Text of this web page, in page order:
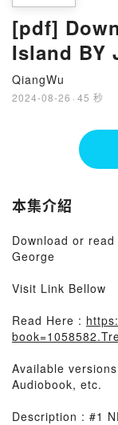
[pdf]
Island BY
QiangWu
2024-08-26 · 45 秒
本集介紹
Download or
George
Visit Link Bellow
Read Here :
Available
Audiobook, etc.
Description : #1